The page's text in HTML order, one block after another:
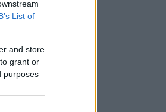
List of
and store
grant or
purposes
το πετρέλαιο
Χαιρετίζει η Λάιεν
Axios: Το Ιράν αναμένει έγκριση του
Συμβουλίου Ασφαλείας για τη